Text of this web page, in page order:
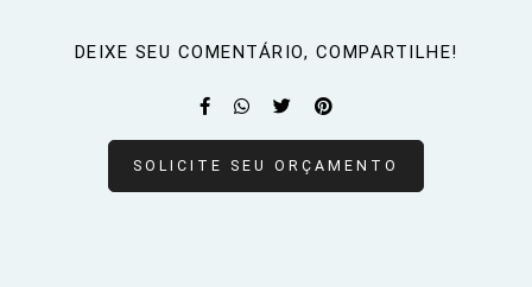
DEIXE SEU COMENTÁRIO, COMPARTILHE!
SOLICITE SEU ORÇAMENTO